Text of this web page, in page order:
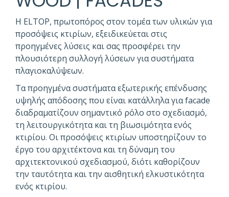
Η ELTOP, πρωτοπόρος στον τομέα των υλικών για
προσόψεις κτιρίων, εξειδικεύεται στις
προηγμένες λύσεις και σας προσφέρει την
πλουσιότερη συλλογή λύσεων για συστήματα
πλαγιοκαλύψεων.
Τα προηγμένα συστήματα εξωτερικής επένδυσης
υψηλής απόδοσης που είναι κατάλληλα για facade
διαδραματίζουν σημαντικό ρόλο στο σχεδιασμό,
τη λειτουργικότητα και τη βιωσιμότητα ενός
κτιρίου. Οι προσόψεις κτιρίων υποστηρίζουν το
έργο του αρχιτέκτονα και τη δύναμη του
αρχιτεκτονικού σχεδιασμού, διότι καθορίζουν
την ταυτότητα και την αισθητική ελκυστικότητα
ενός κτιρίου.